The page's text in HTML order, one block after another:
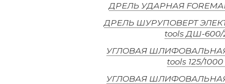
ДРЕЛЬ УДАРНАЯ
ДРЕЛЬ ШУРУПОВЕРТ
tools ДШ-600/
УГЛОВАЯ
tools 125/
УГЛОВАЯ